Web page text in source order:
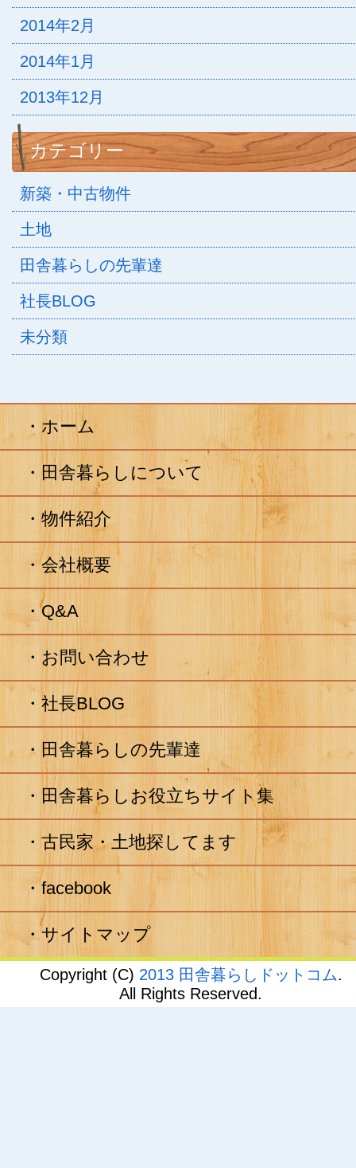
2014年2月
2014年1月
2013年12月
カテゴリー
新築・中古物件
土地
田舎暮らしの先輩達
社長BLOG
未分類
ホーム
田舎暮らしについて
物件紹介
会社概要
Q&A
お問い合わせ
社長BLOG
田舎暮らしの先輩達
田舎暮らしお役立ちサイト集
古民家・土地探してます
facebook
サイトマップ
Copyright (C) 2013 田舎暮らしドットコム.
All Rights Reserved.